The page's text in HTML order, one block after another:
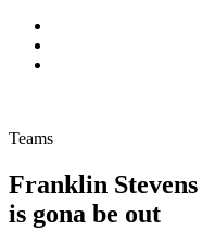
Teams
Franklin
is gona be out